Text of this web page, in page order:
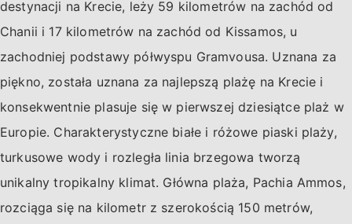
destynacji na Krecie, leży 59 kilometrów na zachód od
Chanii i 17 kilometrów na zachód od Kissamos, u
zachodniej podstawy półwyspu Gramvousa. Uznana za
piękno, została uznana za najlepszą plażę na Krecie i
konsekwentnie plasuje się w pierwszej dziesiątce plaż w
Europie. Charakterystyczne białe i różowe piaski plaży,
turkusowe wody i rozległa linia brzegowa tworzą
unikalny tropikalny klimat. Główna plaża, Pachia Ammos,
rozciąga się na kilometr z szerokością 150 metrów,